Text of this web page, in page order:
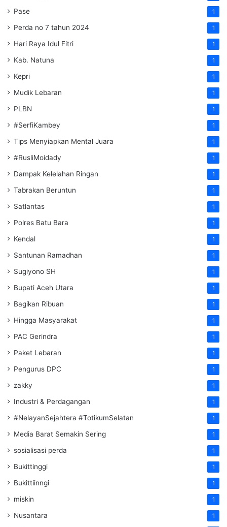
Pase 1
Perda no 7 tahun 2024 1
Hari Raya Idul Fitri 1
Kab. Natuna 1
Kepri 1
Mudik Lebaran 1
PLBN 1
#SerfiKambey 1
Tips Menyiapkan Mental Juara 1
#RusliMoidady 1
Dampak Kelelahan Ringan 1
Tabrakan Beruntun 1
Satlantas 1
Polres Batu Bara 1
Kendal 1
Santunan Ramadhan 1
Sugiyono SH 1
Bupati Aceh Utara 1
Bagikan Ribuan 1
Hingga Masyarakat 1
PAC Gerindra 1
Paket Lebaran 1
Pengurus DPC 1
zakky 1
Industri & Perdagangan 1
#NelayanSejahtera #TotikumSelatan 1
Media Barat Semakin Sering 1
sosialisasi perda 1
Bukittinggi 1
Bukittiinngi 1
miskin 1
Nusantara 1